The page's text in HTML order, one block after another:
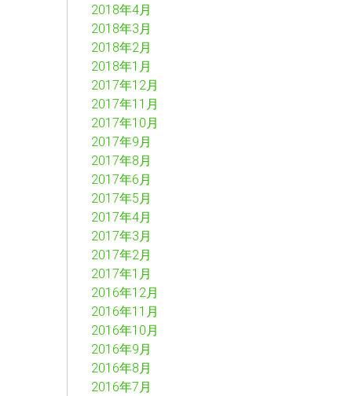
2018年4月
2018年3月
2018年2月
2018年1月
2017年12月
2017年11月
2017年10月
2017年9月
2017年8月
2017年6月
2017年5月
2017年4月
2017年3月
2017年2月
2017年1月
2016年12月
2016年11月
2016年10月
2016年9月
2016年8月
2016年7月